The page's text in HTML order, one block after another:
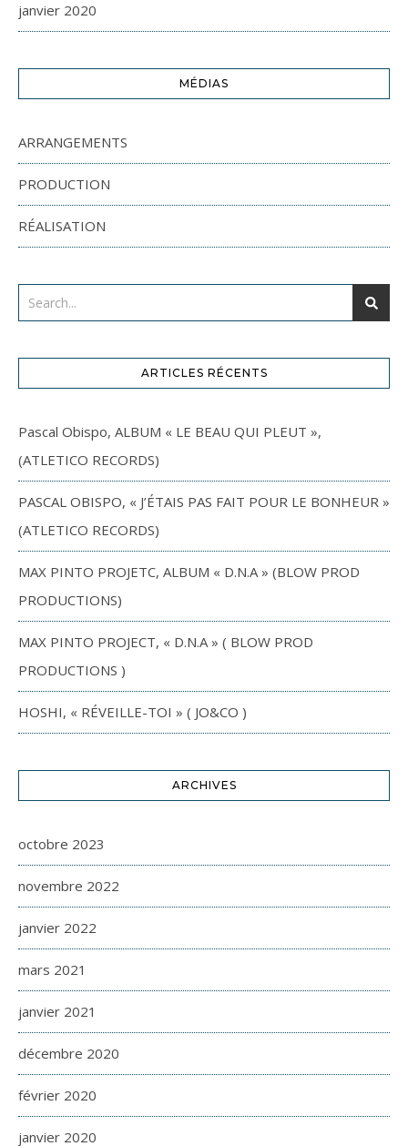
janvier 2020
MÉDIAS
ARRANGEMENTS
PRODUCTION
RÉALISATION
ARTICLES RÉCENTS
Pascal Obispo, ALBUM « LE BEAU QUI PLEUT »,
(ATLETICO RECORDS)
PASCAL OBISPO, « J’ÉTAIS PAS FAIT POUR LE BONHEUR »
(ATLETICO RECORDS)
MAX PINTO PROJETC, ALBUM « D.N.A » (BLOW PROD
PRODUCTIONS)
MAX PINTO PROJECT, « D.N.A » ( BLOW PROD
PRODUCTIONS )
HOSHI, « RÉVEILLE-TOI » ( JO&CO )
ARCHIVES
octobre 2023
novembre 2022
janvier 2022
mars 2021
janvier 2021
décembre 2020
février 2020
janvier 2020